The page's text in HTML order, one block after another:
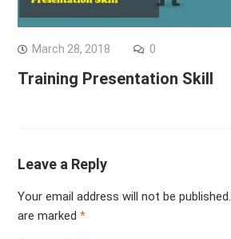
March 28, 2018 0
Training Presentation Skill
Leave a Reply
Your email address will not be published.
are marked *